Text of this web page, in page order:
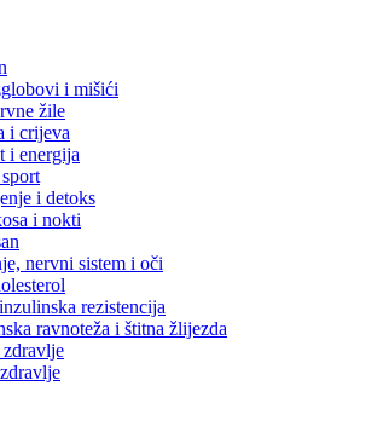
i mišići
žile
i crijeva
i energija
i detoks
i nokti
nervni sistem i oči
rezistencija
ravnoteža i štitna žlijezda